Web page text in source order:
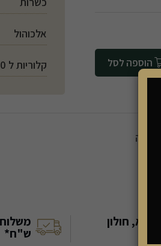
אלכוהול
קלוריות ל 100 מ"ל
חולון
ש"ח*